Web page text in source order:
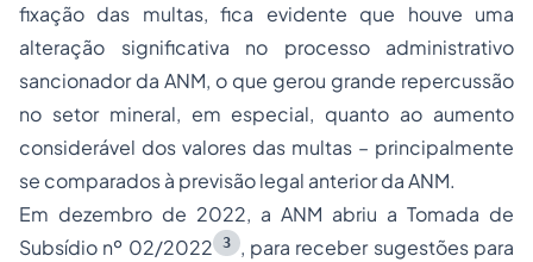
fixação das multas, fica evidente que houve uma
alteração significativa no processo administrativo
sancionador da ANM, o que gerou grande repercussão
no setor mineral, em especial, quanto ao aumento
considerável dos valores das multas – principalmente
se comparados à previsão legal anterior da ANM.
Em dezembro de 2022, a ANM abriu a Tomada de
Subsídio nº 02/2022
3 , para receber sugestões para